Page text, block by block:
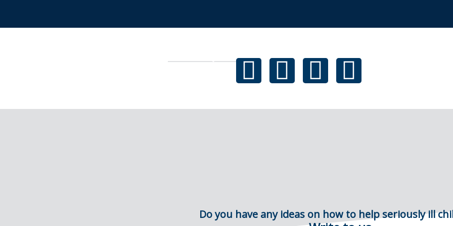
Do you have any ideas on how to help seriously ill